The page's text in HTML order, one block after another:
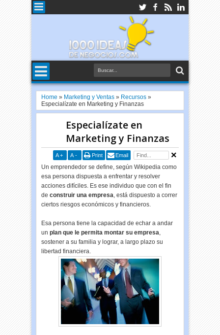
Home » Marketing y Ventas » Recursos »
Especialízate en Marketing y Finanzas
Especialízate en
Marketing y Finanzas
A + A - Print Email
Un emprendedor se define, según Wikipedia como
esa persona dispuesta a enfrentar y resolver
acciones difíciles. Es ese individuo que con el fin
deconstruir una empresa, está dispuesto a correr
ciertos riesgos económicos y financieros.
Esa persona tiene la capacidad de echar a andar
unplan que le permita montar su empresa,
sostener a su familia y lograr, a largo plazo su
libertad financiera.